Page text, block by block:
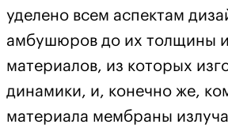
уделено всем аспектам
амбушюров до их толщины
материалов, из которых
динамики, и, конечно же,
материала мембраны